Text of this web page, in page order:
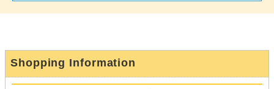
Shopping Information